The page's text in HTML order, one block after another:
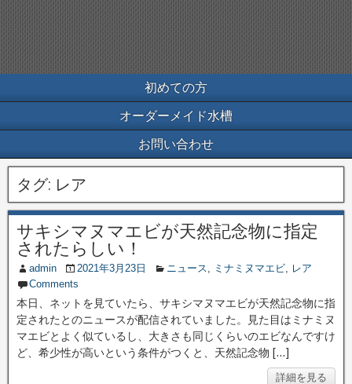
初めての方
オーダーメイド水槽
お問い合わせ
タグ: レア
サキシマヌマエビが天然記念物に指定
されたらしい！
admin 2021年3月23日 ニュース, ミナミヌマエビ, レア
Comments
本日、ネットを見ていたら、サキシマヌマエビが天然記念物に指
定されたとのニュースが配信されていました。見た目はミナミヌ
マエビとよく似ているし、大きさも同じくらいのエビなんですけ
ど、希少性が高いという条件がつくと、天然記念物 […]
詳細を見る